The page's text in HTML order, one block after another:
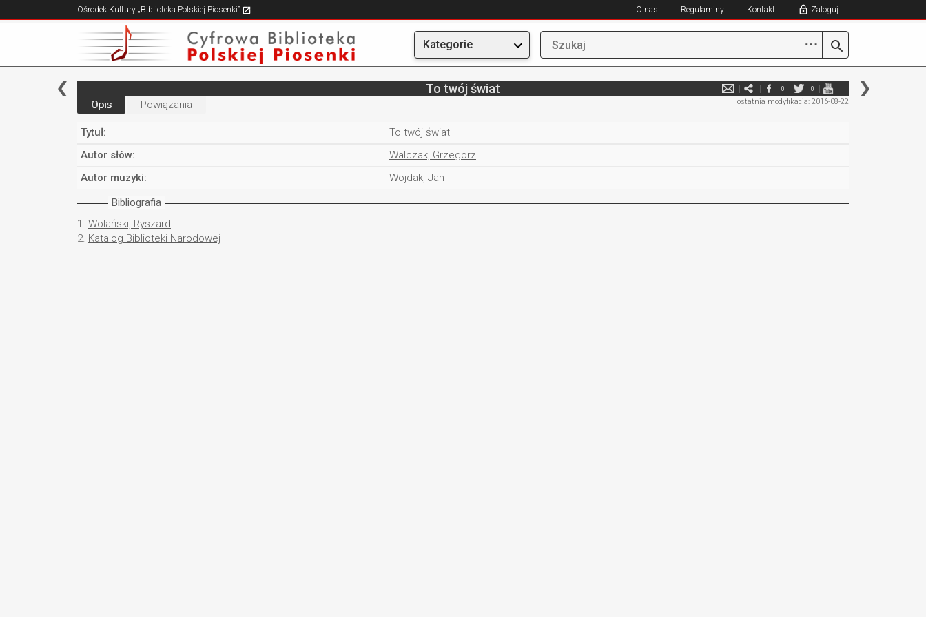
Ośrodek Kultury „Biblioteka Polskiej Piosenki” O nas Regulaminy Kontakt Zaloguj
Kategorie ⋯
To twój świat 0 0
ostatnia modyfikacja: 2016-08-22
Opis Powiązania
Tytuł:
To twój świat
Autor słów:
Walczak, Grzegorz
Autor muzyki:
Wojdak, Jan
Bibliografia
1. Wolański, Ryszard
2. Katalog Biblioteki Narodowej